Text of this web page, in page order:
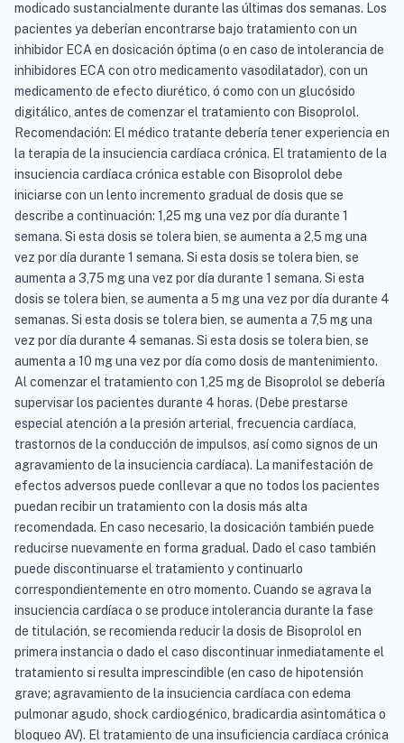
modicado sustancialmente durante las últimas dos semanas. Los
pacientes ya deberían encontrarse bajo tratamiento con un
inhibidor ECA en dosicación óptima (o en caso de intolerancia de
inhibidores ECA con otro medicamento vasodilatador), con un
medicamento de efecto diurético, ó como con un glucósido
digitálico, antes de comenzar el tratamiento con Bisoprolol.
Recomendación: El médico tratante debería tener experiencia en
la terapia de la insuciencia cardíaca crónica. El tratamiento de la
insuciencia cardíaca crónica estable con Bisoprolol debe
iniciarse con un lento incremento gradual de dosis que se
describe a continuación: 1,25 mg una vez por día durante 1
semana. Si esta dosis se tolera bien, se aumenta a 2,5 mg una
vez por día durante 1 semana. Si esta dosis se tolera bien, se
aumenta a 3,75 mg una vez por día durante 1 semana. Si esta
dosis se tolera bien, se aumenta a 5 mg una vez por día durante 4
semanas. Si esta dosis se tolera bien, se aumenta a 7,5 mg una
vez por día durante 4 semanas. Si esta dosis se tolera bien, se
aumenta a 10 mg una vez por día como dosis de mantenimiento.
Al comenzar el tratamiento con 1,25 mg de Bisoprolol se debería
supervisar los pacientes durante 4 horas. (Debe prestarse
especial atención a la presión arterial, frecuencia cardíaca,
trastornos de la conducción de impulsos, así como signos de un
agravamiento de la insuciencia cardíaca). La manifestación de
efectos adversos puede conllevar a que no todos los pacientes
puedan recibir un tratamiento con la dosis más alta
recomendada. En caso necesario, la dosicación también puede
reducirse nuevamente en forma gradual. Dado el caso también
puede discontinuarse el tratamiento y continuarlo
correspondientemente en otro momento. Cuando se agrava la
insuciencia cardíaca o se produce intolerancia durante la fase
de titulación, se recomienda reducir la dosis de Bisoprolol en
primera instancia o dado el caso discontinuar inmediatamente el
tratamiento si resulta imprescindible (en caso de hipotensión
grave; agravamiento de la insuciencia cardíaca con edema
pulmonar agudo, shock cardiogénico, bradicardia asintomática o
bloqueo AV). El tratamiento de una insuficiencia cardíaca crónica